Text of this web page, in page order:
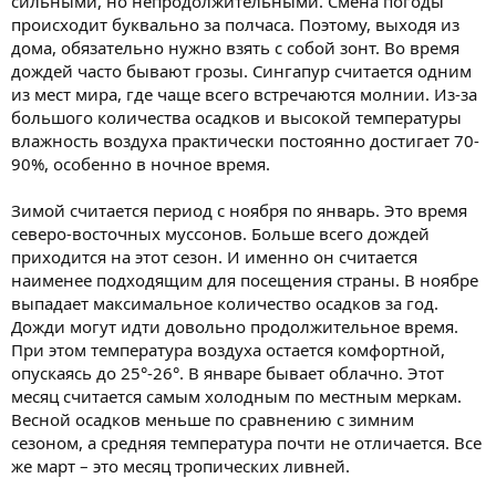
происходит буквально за полчаса. Поэтому, выходя из
дома, обязательно нужно взять с собой зонт. Во время
дождей часто бывают грозы. Сингапур считается одним
из мест мира, где чаще всего встречаются молнии. Из-за
большого количества осадков и высокой температуры
влажность воздуха практически постоянно достигает 70-
90%, особенно в ночное время.
Зимой считается период с ноября по январь. Это время
северо-восточных муссонов. Больше всего дождей
приходится на этот сезон. И именно он считается
наименее подходящим для посещения страны. В ноябре
выпадает максимальное количество осадков за год.
Дожди могут идти довольно продолжительное время.
При этом температура воздуха остается комфортной,
опускаясь до 25°-26°. В январе бывает облачно. Этот
месяц считается самым холодным по местным меркам.
Весной осадков меньше по сравнению с зимним
сезоном, а средняя температура почти не отличается. Все
же март – это месяц тропических ливней.